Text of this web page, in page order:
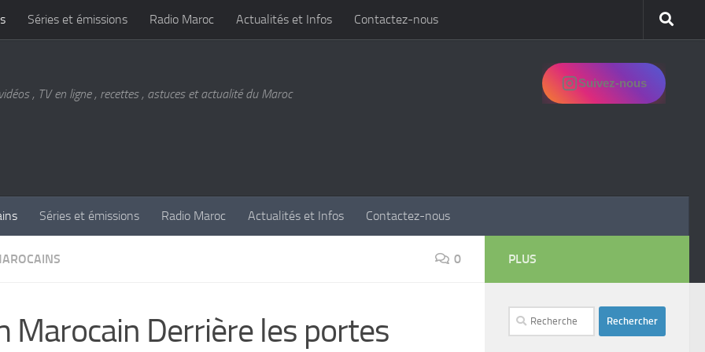
Séries et émissions Radio Maroc Actualités et Infos Contactez-nous
, TV en ligne , recettes , astuces et actualité du Maroc
Suivez-nous
Séries et émissions Radio Maroc Actualités et Infos Contactez-nous
0
Marocain Derrière les portes
PLUS
Rechercher :